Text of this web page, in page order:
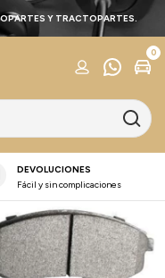
Y TRACTOPARTES.
0
DEVOLUCIONES
Fácil y sin complicaciones